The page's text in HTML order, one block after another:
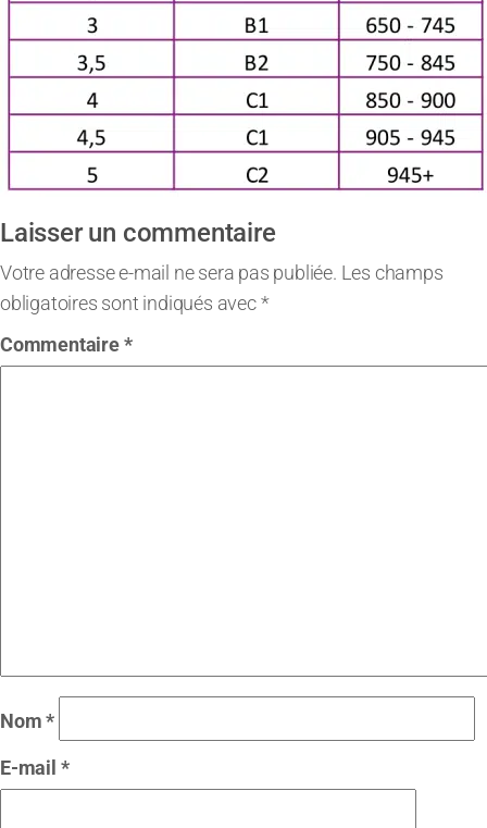
Laisser un commentaire
Votre adresse e-mail ne sera pas publiée. Les champs
obligatoires sont indiqués avec*
Commentaire*
Nom*
E-mail *